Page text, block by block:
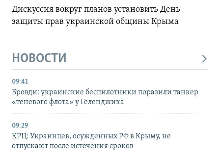
Дискуссия вокруг планов установить День
защиты прав украинской общины Крыма
НОВОСТИ
09:41
Бровди: украинские беспилотники поразили танкер
«теневого флота» у Геленджика
09:29
КРЦ: Украинцев, осужденных РФ в Крыму, не
отпускают после истечения сроков